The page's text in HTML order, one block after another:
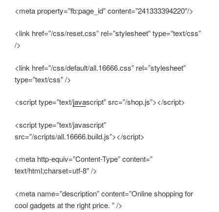
<meta property=”fb:page_id” content=”241333394220″/>
<link href=”/css/reset.css” rel=”stylesheet” type=”text/css”
/>
<link href=”/css/default/all.16666.css” rel=”stylesheet”
type=”text/css” />
<script type=”text/javascript” src=”/shop.js”></script>
<script type=”text/javascript”
src=”/scripts/all.16666.build.js”></script>
<meta http-equiv=”Content-Type” content=”
text/html;charset=utf-8″ />
<meta name=”description” content=”Online shopping for
cool gadgets at the right price. ” />